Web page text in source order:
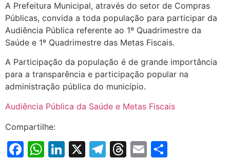
A Prefeitura Municipal, através do setor de Compras
Públicas, convida a toda população para participar da
Audiência Pública referente ao 1º Quadrimestre da
Saúde e 1º Quadrimestre das Metas Fiscais.
A Participação da população é de grande importância
para a transparência e participação popular na
administração pública do município.
Audiência Pública da Saúde e Metas Fiscais
Compartilhe:
Facebook
WhatsApp
LinkedIn
X Telegram
Threads
Email